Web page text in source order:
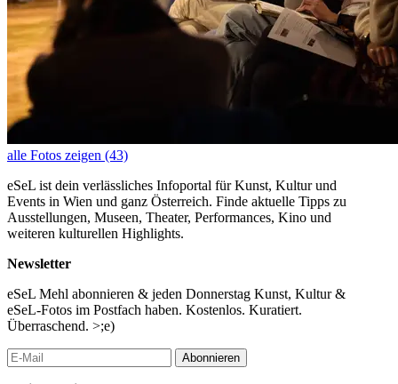
alle Fotos zeigen (43)
eSeL ist dein verlässliches Infoportal für Kunst, Kultur und
Events in Wien und ganz Österreich. Finde aktuelle Tipps zu
Ausstellungen, Museen, Theater, Performances, Kino und
weiteren kulturellen Highlights.
Newsletter
eSeL Mehl abonnieren & jeden Donnerstag Kunst, Kultur &
eSeL-Fotos im Postfach haben. Kostenlos. Kuratiert.
Überraschend. >;e)
Abonnieren